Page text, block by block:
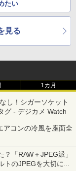
たい
見る
1カ月
し！シガーソケット
グ - デジカメ Watch
アコンの冷風を座面全
「RAW＋JPEG派」
のJPEGを大切にす